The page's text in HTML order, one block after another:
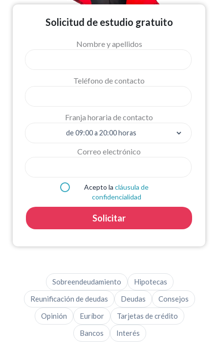
Solicitud de estudio gratuito
Nombre y apellidos
Teléfono de contacto
Franja horaria de contacto
Correo electrónico
Acepto la cláusula de
confidencialidad
Solicitar
Sobreendeudamiento
Hipotecas
Reunificación de deudas
Deudas
Consejos
Opinión
Euríbor
Tarjetas de crédito
Bancos
Interés